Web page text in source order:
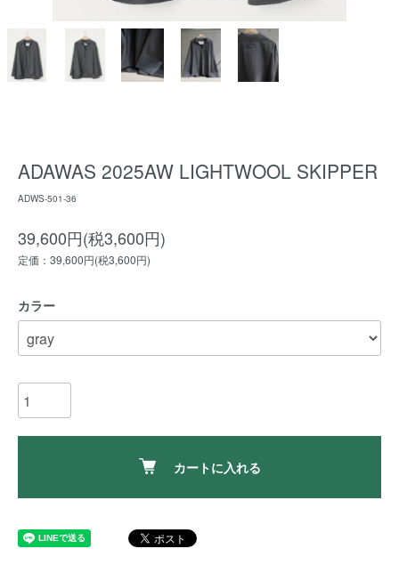
ADAWAS 2025AW LIGHTWOOL SKIPPER
ADWS-501-36
39,600円(税3,600円)
定価：39,600円(税3,600円)
カラー
カートに入れる